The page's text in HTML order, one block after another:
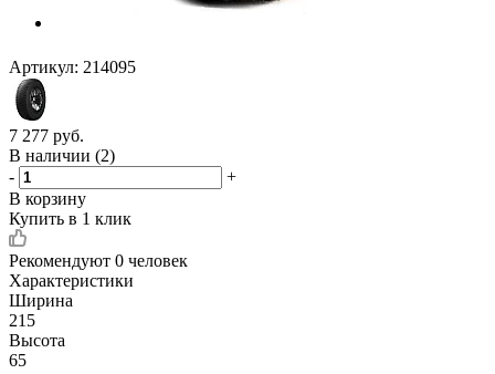
Артикул: 214095
7 277 руб.
В наличии (2)
-
+
В корзину
Купить в 1 клик
Рекомендуют 0 человек
Характеристики
Ширина
215
Высота
65